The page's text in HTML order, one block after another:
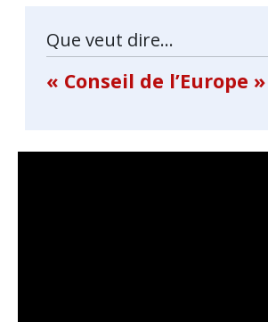
Que veut dire...
« Conseil de l’Europe »